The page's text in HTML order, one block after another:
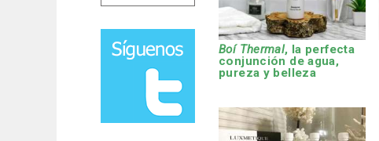
Boí Thermal, la perfecta
conjunción de agua,
pureza y belleza